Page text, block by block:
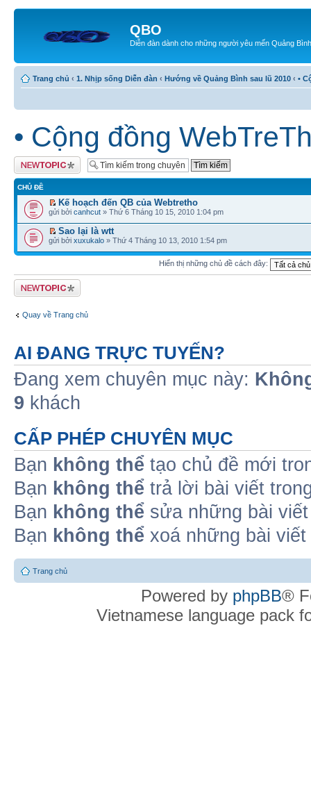
QBO
Diễn đàn dành cho những người yêu mến Quảng Bình
Trang chủ ‹ 1. Nhịp sống Diễn đàn ‹ Hướng về Quảng Bình sau lũ 2010 ‹ •
• Cộng đồng
Tạo chủ đề mới
CHỦ ĐỀ
Kế hoạch đến QB của Webtretho
gửi bởi canhcut » Thứ 6 Tháng 10 15, 2010 1:04 pm
Sao lại là wtt
gửi bởi xuxukalo » Thứ 4 Tháng 10 13, 2010 1:54 pm
Hiển thị những chủ đề cách đây:
Tạo chủ đề mới
Quay về Trang chủ
AI ĐANG TRỰC TUYẾN?
Đang xem chuyên mục này:
9 khách
CẤP PHÉP CHUYÊN MỤC
Bạn không thể tạo chủ đề mới
Bạn không thể trả lời bài viết
Bạn không thể sửa những bài
Bạn không thể xoá những bài
Trang chủ
Powered by phpBB®
Vietnamese language pack